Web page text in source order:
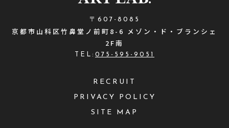
〒607-8085
京都市山科区竹鼻堂ノ前町8-6 メゾン・ド・ブランシェ
2F南
TEL: 075-595-9051
RECRUIT
PRIVACY POLICY
SITE MAP